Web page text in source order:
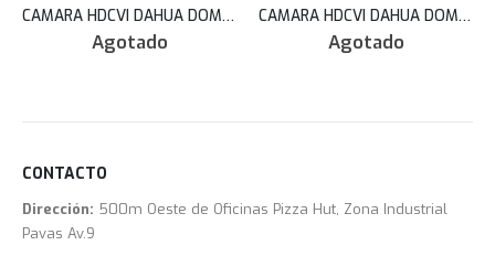
CAMARA HDCVI DAHUA DOMO 2MP FULL-COLOR STARLIGHT AUDIO MIC 2.8MM 20M IP67 HAC-HDW1239TLQN-A-LED
Agotado
CAMARA HDCVI DAHUA DOMO HD 2MP FULL-COLOR STARLIGHT HDCVI 2.8MM 20METROS IP67 HAC-HDW1209TLQN-LED
Agotado
CONTACTO
Dirección: 500m Oeste de Oficinas Pizza Hut, Zona Industrial
Pavas Av.9